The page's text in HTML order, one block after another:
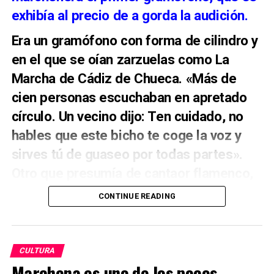
Habitualmente se usaban para representar a la
exhibía al precio de a gorda la audición.
Era un gramófono con forma de cilindro y
en el que se oían zarzuelas como La
Marcha de Cádiz de Chueca. «Más de
cien personas escuchaban en apretado
círculo. Un vecino dijo: Ten cuidado, no
hables que este bicho te coge la voz y
sirves tú de guaseo por todas partes».
lo examinó, dio dos o tres vueltas
alrededor y requerido a que diese su
opinión dijo: «Propuesto por el hombre,
pero mágico». Fuente: El Eco de
Marchena.
CONTINUE READING
CULTURA